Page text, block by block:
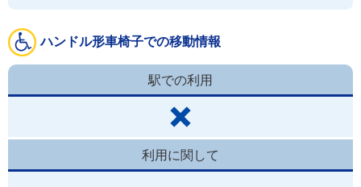
ハンドル形車椅子での移動情報
駅での利用
利用に関して